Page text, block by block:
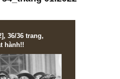
54_tháng 01.2022
82], 36/36 trang,
hành!!